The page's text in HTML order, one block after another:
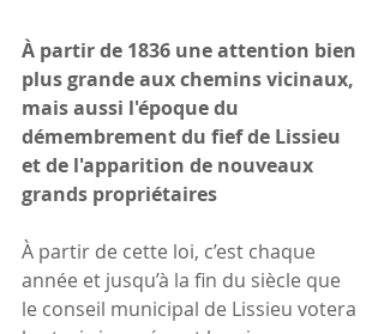
À partir de 1836 une attention bien
plus grande aux chemins vicinaux,
mais aussi l'époque du
démembrement du fief de Lissieu
et de l'apparition de nouveaux
grands propriétaires
À partir de cette loi, c’est chaque
année et jusqu’à la fin du siècle que
le conseil municipal de Lissieu votera